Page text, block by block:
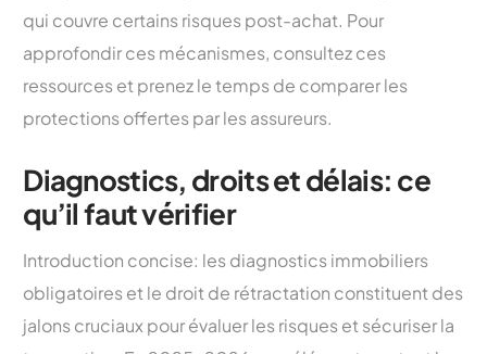
qui couvre certains risques post-achat. Pour
approfondir ces mécanismes, consultez ces
ressources et prenez le temps de comparer les
protections offertes par les assureurs.
Diagnostics, droits et délais: ce
qu’il faut vérifier
Introduction concise: les diagnostics immobiliers
obligatoires et le droit de rétractation constituent des
jalons cruciaux pour évaluer les risques et sécuriser la